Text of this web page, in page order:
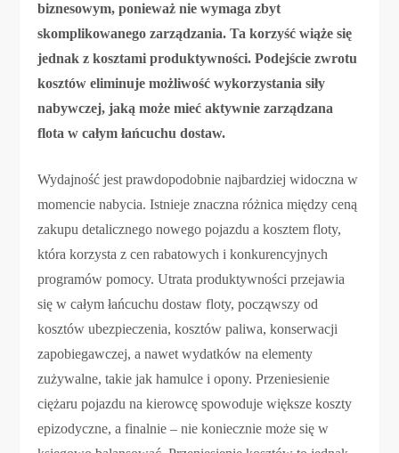
biznesowym, ponieważ nie wymaga zbyt
skomplikowanego zarządzania. Ta korzyść wiąże się
jednak z kosztami produktywności. Podejście zwrotu
kosztów eliminuje możliwość wykorzystania siły
nabywczej, jaką może mieć aktywnie zarządzana
flota w całym łańcuchu dostaw.
Wydajność jest prawdopodobnie najbardziej widoczna w
momencie nabycia. Istnieje znaczna różnica między ceną
zakupu detalicznego nowego pojazdu a kosztem floty,
która korzysta z cen rabatowych i konkurencyjnych
programów pomocy. Utrata produktywności przejawia
się w całym łańcuchu dostaw floty, począwszy od
kosztów ubezpieczenia, kosztów paliwa, konserwacji
zapobiegawczej, a nawet wydatków na elementy
zużywalne, takie jak hamulce i opony. Przeniesienie
ciężaru pojazdu na kierowcę spowoduje większe koszty
epizodyczne, a finalnie – nie koniecznie może się w